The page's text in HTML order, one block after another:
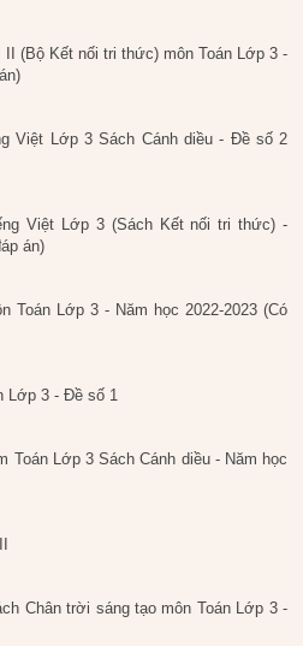
(Bộ Kết nối tri thức) môn Toán Lớp 3 -
Việt Lớp 3 Sách Cánh diều - Đề số 2
Việt Lớp 3 (Sách Kết nối tri thức) -
án)
Toán Lớp 3 - Năm học 2022-2023 (Có
Lớp 3 - Đề số 1
Toán Lớp 3 Sách Cánh diều - Năm học
Chân trời sáng tạo môn Toán Lớp 3 -